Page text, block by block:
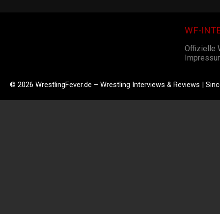
WF-
Offizielle
© 2026 WrestlingFever.de – Wrestling Interviews & Reviews |